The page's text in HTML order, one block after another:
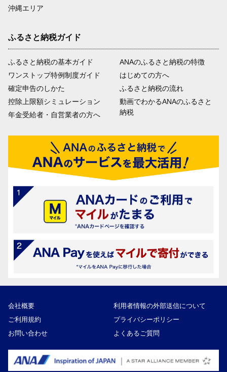
沖縄エリア
ふるさと納税ガイド
ふるさと納税の基本ガイド
ワンストップ特例制度ガイド
確定申告のしかた
控除上限額シミュレーション
年金受給者・自営業者の方へ
ANAのふるさと納税の特徴
はじめての方へ
ふるさと納税の流れ
動画でわかるANAのふるさと
納税
会社概要
利用者情報の外部送信について
ご利用規約
プライバシーポリシー
お問い合わせ
よくあるご質問